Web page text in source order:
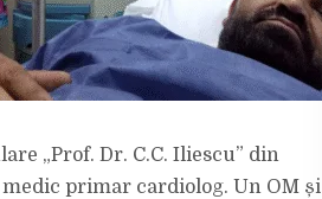
ȘANSĂ
LA
VIAȚĂ”.
„Prof. Dr. C.C. Iliescu” din
primar cardiolog. Un OM și